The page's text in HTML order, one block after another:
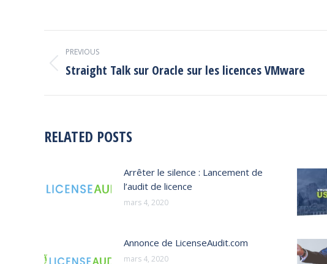
POST
NAVIGATION
PREVIOUS
Previous
Straight Talk sur Oracle sur les licences VMware
RELATED POSTS
Arrêter le silence : Lancement de
l’audit de licence
mars 4, 2020
Annonce de LicenseAudit.com
mars 4, 2020